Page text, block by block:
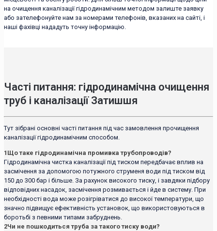
на очищення каналізації гідродинамічним методом залиште заявку
або зателефонуйте нам за номерами телефонів, вказаних на сайті, і
наші фахівці нададуть точну інформацію.
Часті питання: гідродинамічна очищення
труб і каналізації Затишшя
Тут зібрані основні часті питання під час замовлення прочищення
каналізації гідродинамічним способом.
1 Що таке гідродинамічна промивка трубопроводів?
Гідродинамічна чистка каналізації під тиском передбачає вплив на
засмічення за допомогою потужного струменя води під тиском від
150 до 300 бар і більше. За рахунок високого тиску, і завдяки підбору
відповідних насадок, засмічення розмивається і йде в систему. При
необхідності вода може розігріватися до високої температури, що
значно підвищує ефективність установок, що використовуються в
боротьбі з певними типами забруднень.
2Чи не пошкодиться труба за такого тиску води?